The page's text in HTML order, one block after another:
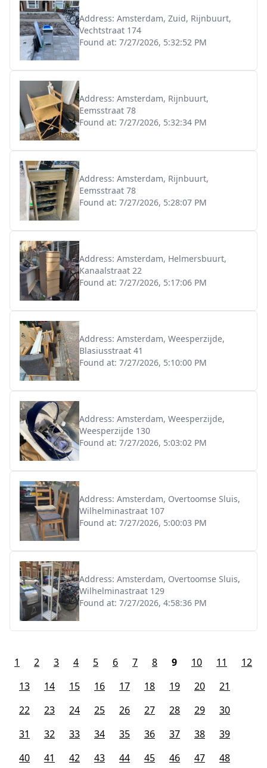
Address: Amsterdam, Zuid, Rijnbuurt,
Vechtstraat 174
Found at: 7/27/2026, 5:32:52 PM
Address: Amsterdam, Rijnbuurt,
Eemsstraat 78
Found at: 7/27/2026, 5:32:34 PM
Address: Amsterdam, Rijnbuurt,
Eemsstraat 78
Found at: 7/27/2026, 5:28:07 PM
Address: Amsterdam, Helmersbuurt,
Kanaalstraat 22
Found at: 7/27/2026, 5:17:06 PM
Address: Amsterdam, Weesperzijde,
Blasiusstraat 41
Found at: 7/27/2026, 5:10:00 PM
Address: Amsterdam, Weesperzijde,
Weesperzijde 130
Found at: 7/27/2026, 5:03:02 PM
Address: Amsterdam, Overtoomse Sluis,
Wilhelminastraat 107
Found at: 7/27/2026, 5:00:03 PM
Address: Amsterdam, Overtoomse Sluis,
Wilhelminastraat 129
Found at: 7/27/2026, 4:58:36 PM
1 2 3 4 5 6 7 8 9 10 11
12
13
14 15 16 17 18 19 20
21
22
23 24 25 26 27 28 29
30
31
32 33 34 35 36 37 38
39
40
41 42 43 44 45 46 47
48